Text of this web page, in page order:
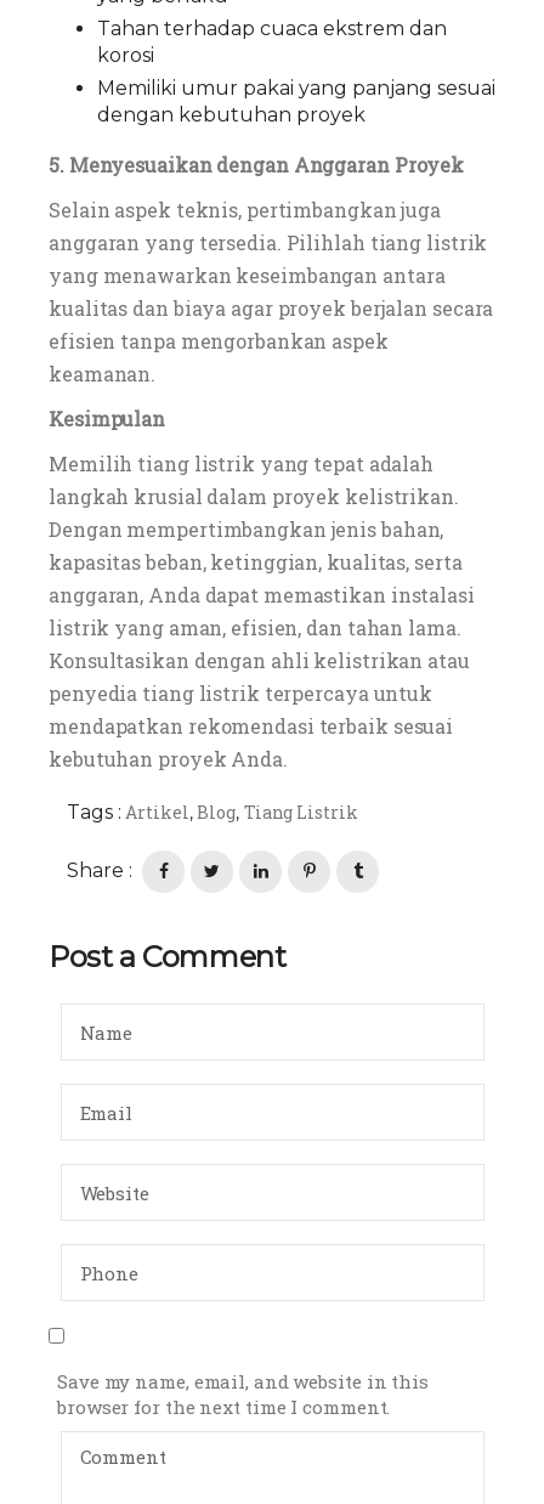
Tahan terhadap cuaca ekstrem dan
korosi
Memiliki umur pakai yang panjang sesuai
dengan kebutuhan proyek
5. Menyesuaikan dengan Anggaran Proyek
Selain aspek teknis, pertimbangkan juga
anggaran yang tersedia. Pilihlah tiang listrik
yang menawarkan keseimbangan antara
kualitas dan biaya agar proyek berjalan secara
efisien tanpa mengorbankan aspek
keamanan.
Kesimpulan
Memilih tiang listrik yang tepat adalah
langkah krusial dalam proyek kelistrikan.
Dengan mempertimbangkan jenis bahan,
kapasitas beban, ketinggian, kualitas, serta
anggaran, Anda dapat memastikan instalasi
listrik yang aman, efisien, dan tahan lama.
Konsultasikan dengan ahli kelistrikan atau
penyedia tiang listrik terpercaya untuk
mendapatkan rekomendasi terbaik sesuai
kebutuhan proyek Anda.
Tags : Artikel,Blog, Tiang Listrik
Share :
Post a Comment
Save my name, email, and website in this
browser for the next time I comment.